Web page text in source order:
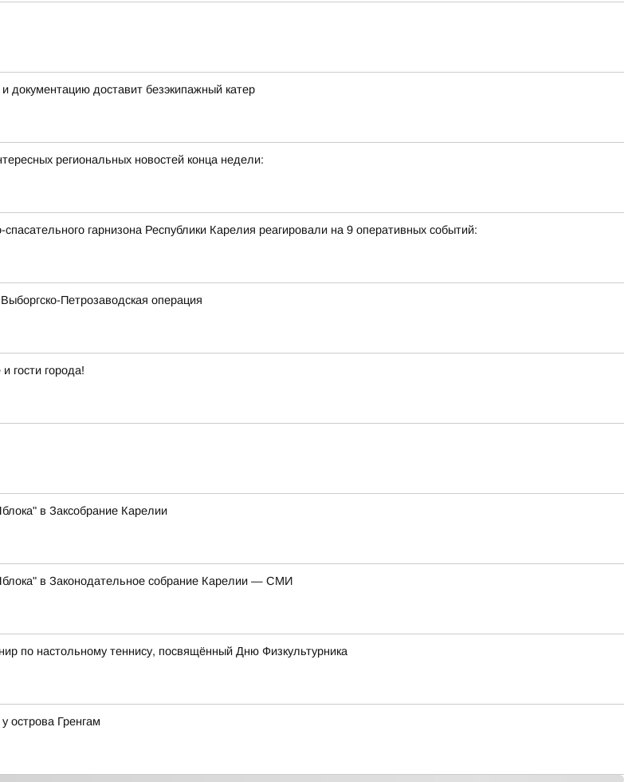
доставит безэкипажный катер
региональных новостей конца недели:
гарнизона Республики Карелия реагировали на 9 оперативных событий:
Петрозаводская операция
гости города!
в Заксобрание Карелии
в Законодательное собрание Карелии — СМИ
по настольному теннису, посвящённый Дню Физкультурника
острова Гренгам